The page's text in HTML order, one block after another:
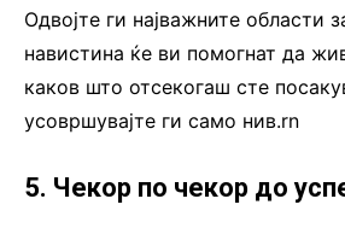
Одвојте ги најважните области
навистина ќе ви помогнат да
каков што отсекогаш сте
усовршувајте ги само нив.rn
5. Чекор по чекор до